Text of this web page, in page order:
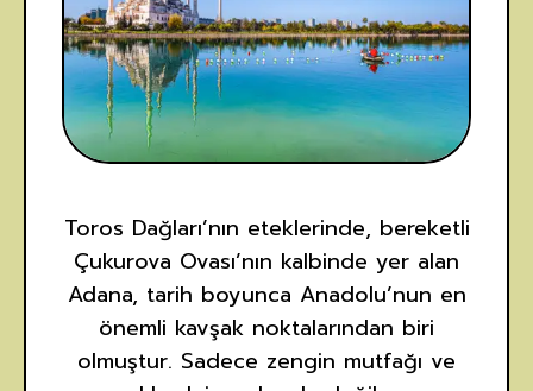
Toros Dağları’nın eteklerinde, bereketli
Çukurova Ovası’nın kalbinde yer alan
Adana, tarih boyunca Anadolu’nun en
önemli kavşak noktalarından biri
olmuştur. Sadece zengin mutfağı ve